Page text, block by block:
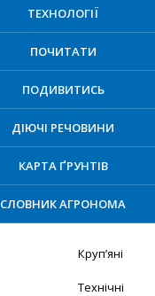
ТЕХНОЛОГІЇ
ПОЧИТАТИ
ПОДИВИТИСЬ
ДІЮЧІ РЕЧОВИНИ
КАРТА ҐРУНТІВ
СЛОВНИК АГРОНОМА
Круп’яні
Технічні